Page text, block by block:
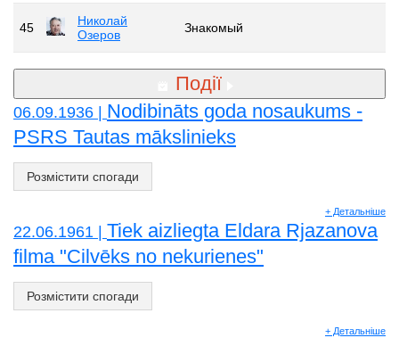
45
Николай
Озеров
Знакомый
Події
06.09.1936 | Nodibināts goda nosaukums -
PSRS Tautas mākslinieks
Розмістити спогади
+ Детальніше
22.06.1961 | Tiek aizliegta Eldara Rjazanova
filma "Cilvēks no nekurienes"
Розмістити спогади
+ Детальніше